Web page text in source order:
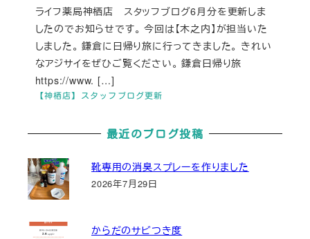
【神栖店】スタッフブログ更新
ライフ薬局神栖店 スタッフブログ6月分を更新しま
したのでお知らせです。 今回は【木之内】が担当いた
しました。 鎌倉に日帰り旅に行ってきました。 きれい
なアジサイをぜひご覧ください。 鎌倉日帰り旅
https://www. […]
最近のブログ投稿
靴専用の消臭スプレーを作りました
2026年7月29日
からだのサビつき度